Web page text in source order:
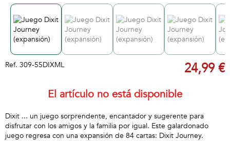
Ref. 309-55DIXML 24,99 €
El artículo no está disponible
Dixit ... un juego sorprendente, encantador y sugerente para
disfrutar con los amigos y la familia por igual. Este galardonado
juego regresa con una expansión de 84 cartas: Dixit Journey.